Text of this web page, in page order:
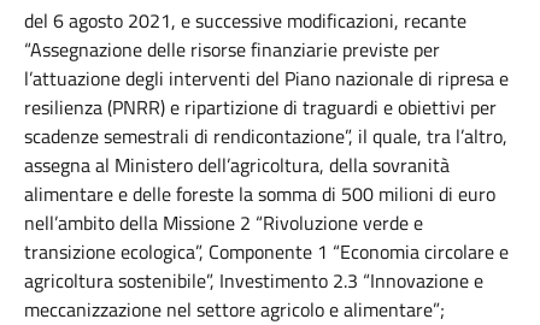
del 6 agosto 2021, e successive modificazioni, recante
“Assegnazione delle risorse finanziarie previste per
l’attuazione degli interventi del Piano nazionale di ripresa e
resilienza (PNRR) e ripartizione di traguardi e obiettivi per
scadenze semestrali di rendicontazione”, il quale, tra l’altro,
assegna al Ministero dell’agricoltura, della sovranità
alimentare e delle foreste la somma di 500 milioni di euro
nell’ambito della Missione 2 “Rivoluzione verde e
transizione ecologica”, Componente 1 “Economia circolare e
agricoltura sostenibile”, Investimento 2.3 “Innovazione e
meccanizzazione nel settore agricolo e alimentare”;